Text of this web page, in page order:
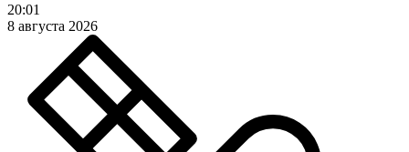
20:01
8 августа 2026